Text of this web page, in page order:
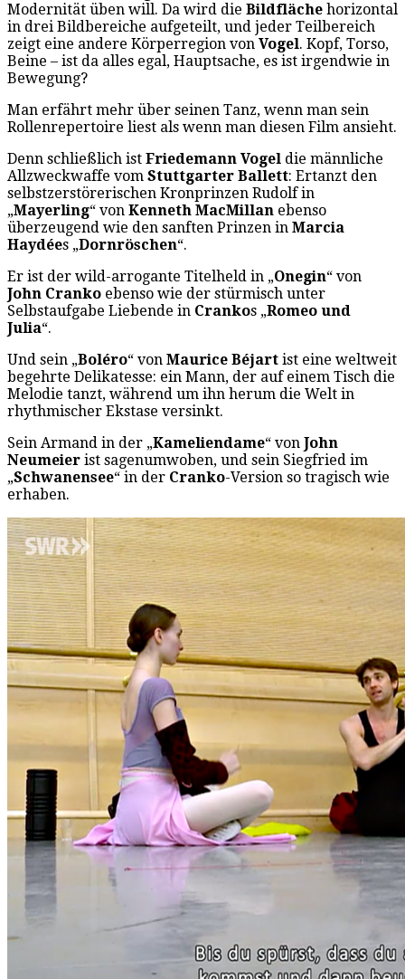
Modernität üben will. Da wird die Bildfläche horizontal
in drei Bildbereiche aufgeteilt, und jeder Teilbereich
zeigt eine andere Körperregion von Vogel. Kopf, Torso,
Beine – ist da alles egal, Hauptsache, es ist irgendwie in
Bewegung?
Man erfährt mehr über seinen Tanz, wenn man sein
Rollenrepertoire liest als wenn man diesen Film ansieht.
Denn schließlich ist Friedemann Vogel die männliche
Allzweckwaffe vom Stuttgarter Ballett: Ertanzt den
selbstzerstörerischen Kronprinzen Rudolf in
„Mayerling“ von Kenneth MacMillan ebenso
überzeugend wie den sanften Prinzen in Marcia
Haydées „Dornröschen“.
Er ist der wild-arrogante Titelheld in „Onegin“ von
John Cranko ebenso wie der stürmisch unter
Selbstaufgabe Liebende in Crankos „Romeo und
Julia“.
Und sein „Boléro“ von Maurice Béjart ist eine weltweit
begehrte Delikatesse: ein Mann, der auf einem Tisch die
Melodie tanzt, während um ihn herum die Welt in
rhythmischer Ekstase versinkt.
Sein Armand in der „Kameliendame“ von John
Neumeier ist sagenumwoben, und sein Siegfried im
„Schwanensee“ in der Cranko-Version so tragisch wie
erhaben.